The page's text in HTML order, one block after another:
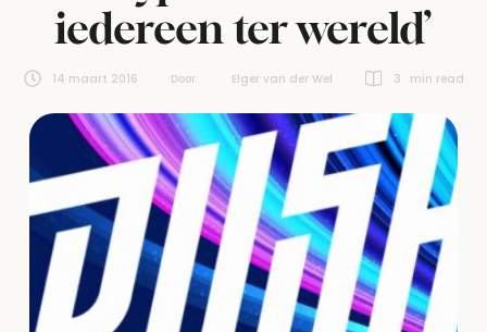
iedereen ter wereld’
14 maart 2016 Door: Elger van der Wel 3 min read